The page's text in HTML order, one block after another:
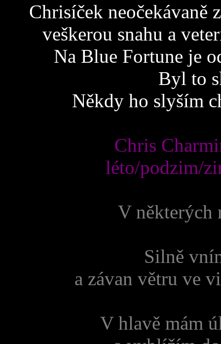
Chrisíček neočekávaně
veškerou snahu a
Na Blue Fortune je
Byl to
Někdy ho slyším
Chris
léto/podzim/
V některých
Silně
a závan větru ve
V hlavě mám